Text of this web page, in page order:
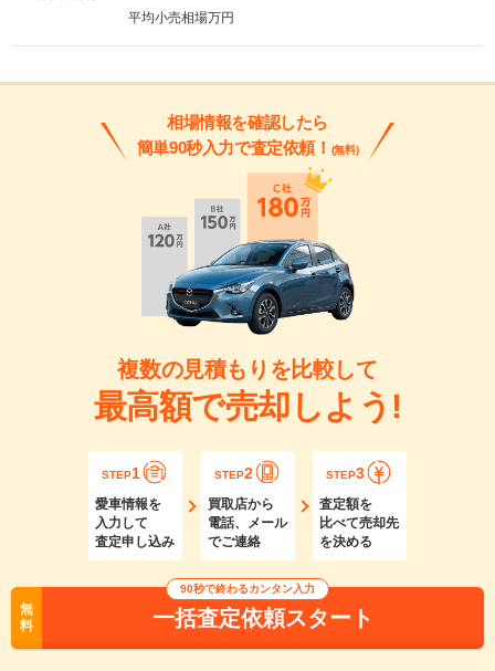
平均小売相場万円
相場情報を確認したら
簡単90秒入力で査定依頼！ (無料)
複数の見積もりを比較して
最高額で売却しよう!
STEP1
愛車情報を
入力して
査定申し込み
STEP2
買取店から
電話、メール
でご連絡
STEP3
査定額を
比べて売却先
を決める
無
料
90秒で終わるカンタン入力
一括査定依頼スタート